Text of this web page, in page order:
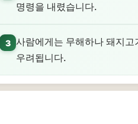
명령을 내렸습니다.
3 사람에게는 무해하나 돼지
우려됩니다.